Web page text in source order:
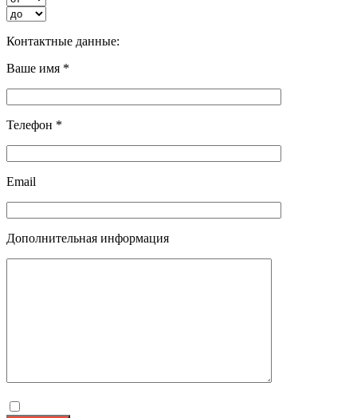
Контактные данные:
Ваше имя *
Телефон *
Email
Дополнительная информация